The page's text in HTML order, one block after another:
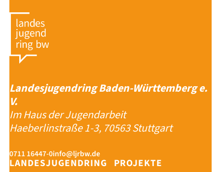
Landesjugendring Baden-Württemberg e.
V.
Im Haus der Jugendarbeit
Haeberlinstraße 1-3, 70563 Stuttgart
0711 16447-0info@ljrbw.de
LANDESJUGENDRING PROJEKTE